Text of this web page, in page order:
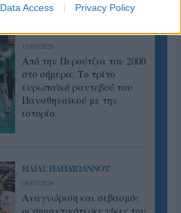
Data Access Privacy Policy
ΠΕΝΥ ΡΟΝΤΟΓΙΑΝΝΗ
11/03/2026
Από την Περούτζια του 2000
στο σήμερα: Tο τρίτο
ευρωπαϊκό ραντεβού του
Παναθηναϊκού με την
ιστορία
ΗΛΙΑΣ ΠΑΠΑΪΩΑΝΝΟΥ
08/03/2026
Αναγνώριση και σεβασμός